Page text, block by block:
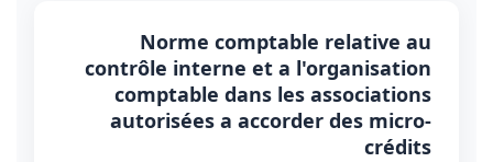
Norme comptable relative au
contrôle interne et a l'organisation
comptable dans les associations
autorisées a accorder des micro-
crédits